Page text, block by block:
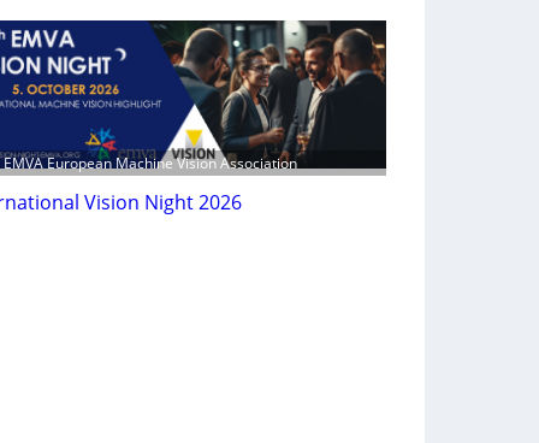
EMVA European Machine Vision Association
Vision Night 2026